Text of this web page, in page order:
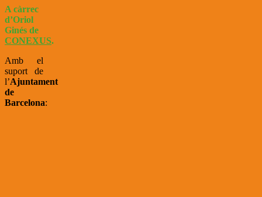
A càrrec
d’Oriol
Ginés de
CONEXUS.
Amb el
suport de
l’Ajuntament
de
Barcelona: